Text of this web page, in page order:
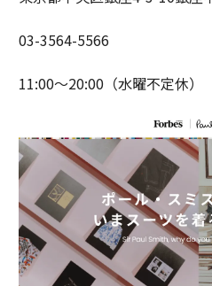
03-3564-5566
11:00〜20:00（水曜不定休）